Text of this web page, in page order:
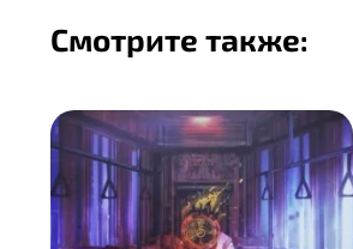
Смотрите также: